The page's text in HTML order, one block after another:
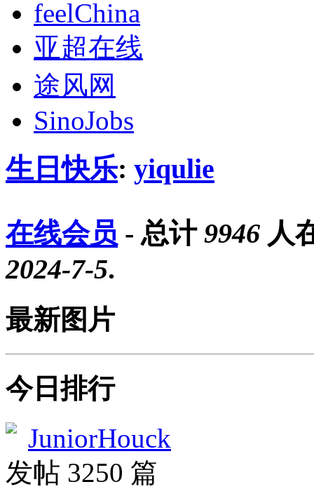
feelChina
亚超在线
途风网
SinoJobs
生日快乐: yiqulie
在线会员 - 总计 9946 人
2024-7-5.
最新图片
今日排行
JuniorHouck
发帖 3250 篇